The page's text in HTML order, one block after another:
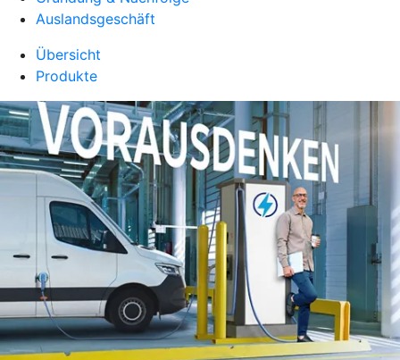
Auslandsgeschäft
Übersicht
Produkte